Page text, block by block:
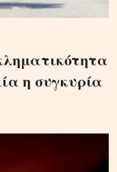
η συγκυρία